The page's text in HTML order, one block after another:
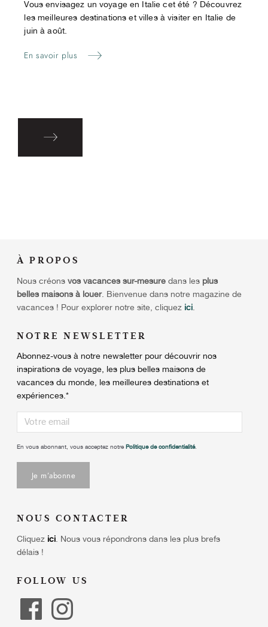
Vous envisagez un voyage en Italie cet été ? Découvrez
les meilleures destinations et villes à visiter en Italie de
juin à août.
En savoir plus
À PROPOS
Nous créons vos vacances sur-mesure dans les plus
belles maisons à louer. Bienvenue dans notre magazine de
vacances ! Pour explorer notre site, cliquez ici
NOTRE NEWSLETTER
Abonnez-vous à notre newsletter pour découvrir nos
inspirations de voyage, les plus belles maisons de
vacances du monde, les meilleures destinations et
expériences.*
En vous abonnant, vous acceptez notre Politique de confidentialité.
NOUS CONTACTER
Cliquez ici Nous vous répondrons dans les plus brefs
délais !
FOLLOW US